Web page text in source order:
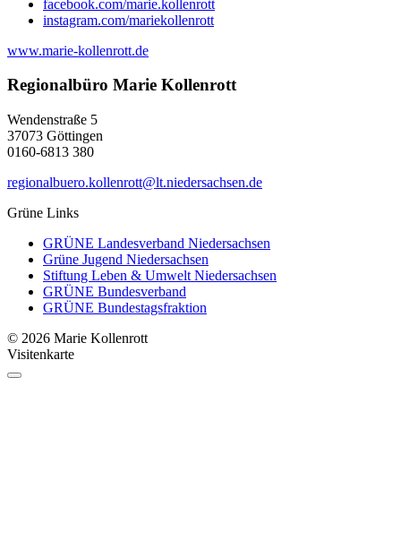
facebook.com/marie.kollenrott
instagram.com/mariekollenrott
www.marie-kollenrott.de
Regionalbüro Marie Kollenrott
Wendenstraße 5
37073 Göttingen
0160-6813 380
regionalbuero.kollenrott@lt.niedersachsen.de
Grüne Links
GRÜNE Landesverband Niedersachsen
Grüne Jugend Niedersachsen
Stiftung Leben & Umwelt Niedersachsen
GRÜNE Bundesverband
GRÜNE Bundestagsfraktion
© 2026 Marie Kollenrott
Visitenkarte